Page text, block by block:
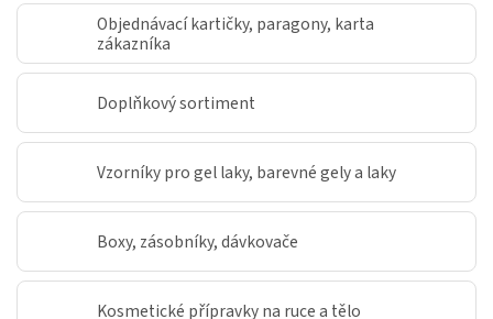
Objednávací kartičky, paragony, karta
zákazníka
Doplňkový sortiment
Vzorníky pro gel laky, barevné gely a laky
Boxy, zásobníky, dávkovače
Kosmetické přípravky na ruce a tělo